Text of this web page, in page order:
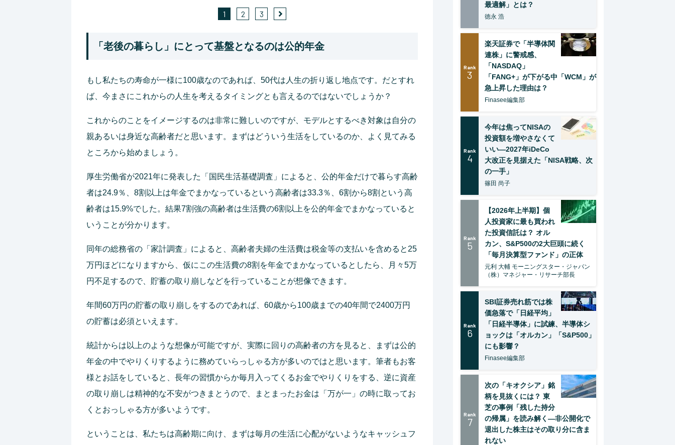
1 2 3
「老後の暮らし」にとって基盤となるのは公的年金
もし私たちの寿命が一様に100歳なのであれば、50代は人生の折り返し地点です。だとすれ
ば、今まさにこれからの人生を考えるタイミングとも言えるのではないでしょうか？
これからのことをイメージするのは非常に難しいのですが、モデルとするべき対象は自分の
親あるいは身近な高齢者だと思います。まずはどういう生活をしているのか、よく見てみる
ところから始めましょう。
厚生労働省が2021年に発表した「国民生活基礎調査」によると、公的年金だけで暮らす高齢
者は24.9％、8割以上は年金でまかなっているという高齢者は33.3％、6割から8割という高
齢者は15.9%でした。結果7割強の高齢者は生活費の6割以上を公的年金でまかなっていると
いうことが分かります。
同年の総務省の「家計調査」によると、高齢者夫婦の生活費は税金等の支払いを含めると25
万円ほどになりますから、仮にこの生活費の8割を年金でまかなっているとしたら、月々5万
円不足するので、貯蓄の取り崩しなどを行っていることが想像できます。
年間60万円の貯蓄の取り崩しをするのであれば、60歳から100歳までの40年間で2400万円
の貯蓄は必須といえます。
統計からは以上のような想像が可能ですが、実際に回りの高齢者の方を見ると、まずは公的
年金の中でやりくりするように務めていらっしゃる方が多いのではと思います。筆者もお客
様とお話をしていると、長年の習慣からか毎月入ってくるお金でやりくりをする、逆に資産
の取り崩しは精神的な不安がつきまとうので、まとまったお金は「万が一」の時に取ってお
くとおっしゃる方が多いようです。
ということは、私たちは高齢期に向け、まずは毎月の生活に心配がないようなキャッシュフ
最適解」とは？
徳永 浩
Rank
3
楽天証券で「半導体関
連株」に警戒感、
「NASDAQ」
「FANG+」が下がる中「WCM」が
急上昇した理由は？
Finasee編集部
Rank
4
今年は焦ってNISAの
投資額を増やさなくて
いい―2027年iDeCo
大改正を見据えた「NISA戦略、次
の一手」
篠田 尚子
Rank
5
【2026年上半期】個
人投資家に最も買われ
た投資信託は？ オル
カン、S&P500の2大巨頭に続く
「毎月決算型ファンド」の正体
元利 大輔 モーニングスター・ジャパン
（株）マネジャー・リサーチ部長
Rank
6
SBI証券売れ筋では株
価急落で「日経平均」
「日経半導体」に試練、半導体シ
ョックは「オルカン」「S&P500」
にも影響？
Finasee編集部
Rank
7
次の「キオクシア」銘
柄を見抜くには？ 東
芝の事例「残した持分
の帰属」を読み解く—非公開化で
退出した株主はその取り分に含ま
れない